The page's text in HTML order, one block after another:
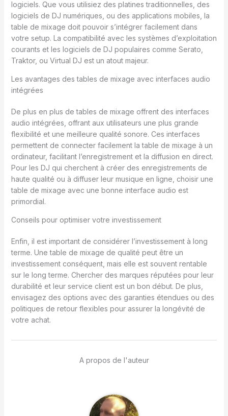
logiciels. Que vous utilisiez des platines traditionnelles, des
logiciels de DJ numériques, ou des applications mobiles, la
table de mixage doit pouvoir s’intégrer facilement dans
votre setup. La compatibilité avec les systèmes d’exploitation
courants et les logiciels de DJ populaires comme Serato,
Traktor, ou Virtual DJ est un atout majeur.
Les avantages des tables de mixage avec interfaces audio
intégrées
De plus en plus de tables de mixage offrent des interfaces
audio intégrées, offrant aux utilisateurs une plus grande
flexibilité et une meilleure qualité sonore. Ces interfaces
permettent de connecter facilement la table de mixage à un
ordinateur, facilitant l’enregistrement et la diffusion en direct.
Pour les DJ qui cherchent à créer des enregistrements de
haute qualité ou à diffuser leur musique en ligne, choisir une
table de mixage avec une bonne interface audio est
primordial.
Conseils pour optimiser votre investissement
Enfin, il est important de considérer l’investissement à long
terme. Une table de mixage de qualité peut être un
investissement conséquent, mais elle est souvent rentable
sur le long terme. Chercher des marques réputées pour leur
durabilité et leur service client est un bon début. De plus,
envisagez des options avec des garanties étendues ou des
politiques de retour flexibles pour assurer la longévité de
votre achat.
A propos de l'auteur